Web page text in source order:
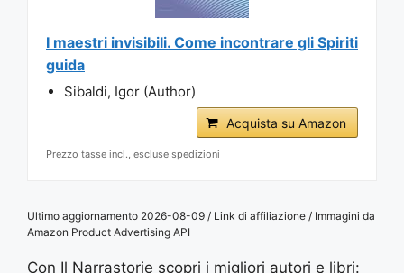
I maestri invisibili. Come incontrare gli Spiriti
guida
Sibaldi, Igor (Author)
Acquista su Amazon
Prezzo tasse incl., escluse spedizioni
Ultimo aggiornamento 2026-08-09 / Link di affiliazione / Immagini da
Amazon Product Advertising API
Con Il Narrastorie scopri i migliori autori e libri: